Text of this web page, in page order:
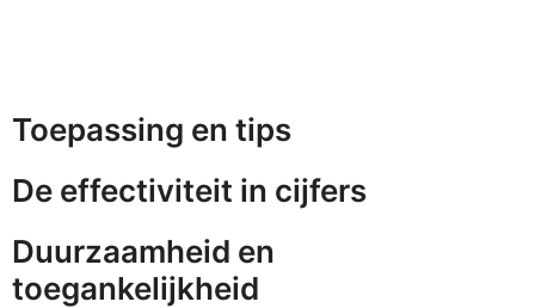
Toepassing en tips
De effectiviteit in cijfers
Duurzaamheid en
toegankelijkheid